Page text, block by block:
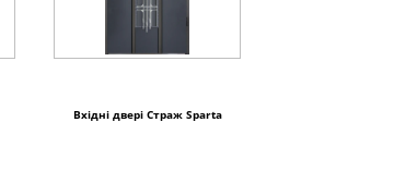
Вхідні двері Страж Sparta